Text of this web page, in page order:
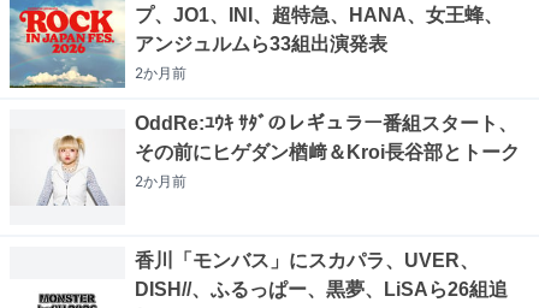
プ、JO1、INI、超特急、HANA、女王蜂、
アンジュルムら33組出演発表
2か月前
OddRe:ﾕｳｷ ｻﾀﾞのレギュラー番組スタート、
その前にヒゲダン楢﨑＆Kroi長谷部とトーク
2か月前
香川「モンバス」にスカパラ、UVER、
DISH//、ふるっぱー、黒夢、LiSAら26組追